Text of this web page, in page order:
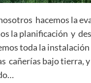
hacemos la
la planificación y
toda la instalación
cañerías bajo tierra, y